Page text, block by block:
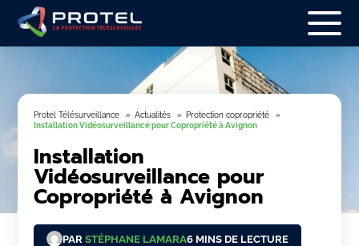
Protel Télésurveillance Actualités
Protection copropriété
Installation Vidéosurveillance pour Copropriété à Avignon
Installation
Vidéosurveillance pour
Copropriété à Avignon
PARSTÉPHANE LAMARA6 MINS DE LECTURE